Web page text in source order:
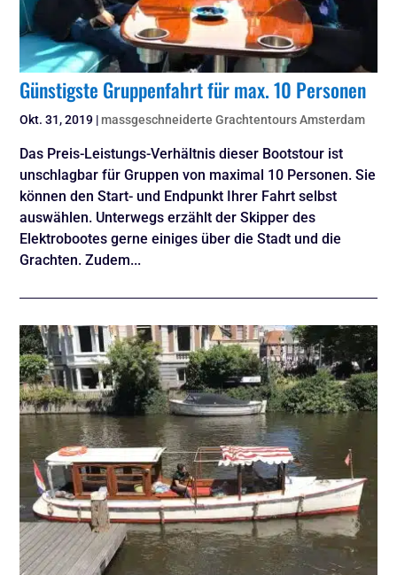
Günstigste Gruppenfahrt für max. 10 Personen
Okt. 31, 2019 |massgeschneiderte Grachtentours Amsterdam
Das Preis-Leistungs-Verhältnis dieser Bootstour ist
unschlagbar für Gruppen von maximal 10 Personen. Sie
können den Start- und Endpunkt Ihrer Fahrt selbst
auswählen. Unterwegs erzählt der Skipper des
Elektrobootes gerne einiges über die Stadt und die
Grachten. Zudem...